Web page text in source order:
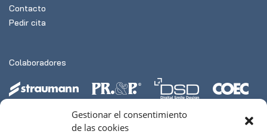
Gestionar el consentimiento
de las cookies
Contacto
Pedir cita
Colaboradores